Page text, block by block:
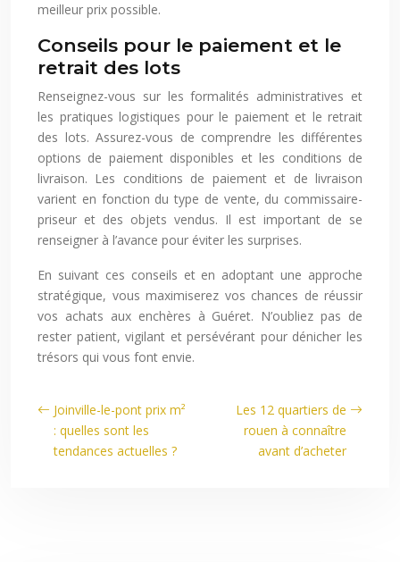
meilleur prix possible.
Conseils pour le paiement et le
retrait des lots
Renseignez-vous sur les formalités administratives et
les pratiques logistiques pour le paiement et le retrait
des lots. Assurez-vous de comprendre les différentes
options de paiement disponibles et les conditions de
livraison. Les conditions de paiement et de livraison
varient en fonction du type de vente, du commissaire-
priseur et des objets vendus. Il est important de se
renseigner à l’avance pour éviter les surprises.
En suivant ces conseils et en adoptant une approche
stratégique, vous maximiserez vos chances de réussir
vos achats aux enchères à Guéret. N’oubliez pas de
rester patient, vigilant et persévérant pour dénicher les
trésors qui vous font envie.
Joinville-le-pont prix m²
: quelles sont les
tendances actuelles ?
Les 12 quartiers de
rouen à connaître
avant d’acheter